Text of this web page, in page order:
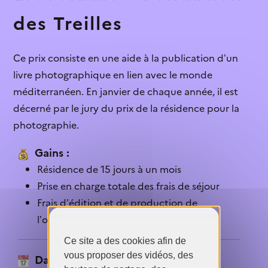
structures culturelles...
dans le secteur...
Je sais qui contacter
L’aide n’est pas ouverte
Je ne sais pas quoi faire après cette
lecture
C’est trop complexe
L’aide ne correspond pas à mon profil
des Treilles
Ce prix consiste en une aide à la publication d’un
livre photographique en lien avec le monde
méditerranéen. En janvier de chaque année, il est
décerné par le jury du prix de la résidence pour la
photographie.
Gains :
Résidence de 15 jours à un mois
Prise en charge totale des frais de séjour
Frais d’édition et de production de
l’ouvrage entièrement pris en charge
Dates de candidature :
Ce site a des cookies afin de
vous proposer des vidéos, des